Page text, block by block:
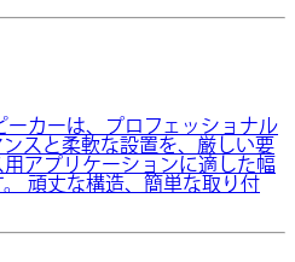
ーカーは、プロフェッショナル
スと柔軟な設置を、厳しい要
アプリケーションに適した幅
頑丈な構造、簡単な取り付